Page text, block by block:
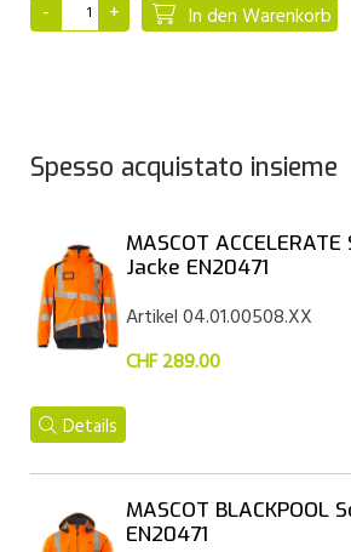
In den Warenkorb
Spesso acquistato insieme
MASCOT
Jacke EN20471
Artikel 04.01.00508.XX
CHF 289.00
Details
MASCOT BLACKPOOL
EN20471